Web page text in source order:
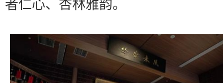
者仁心、杏林雅韵。